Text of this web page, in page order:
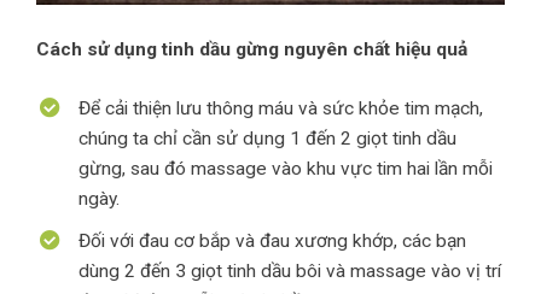
Cách sử dụng tinh dầu gừng nguyên chất hiệu quả
Để cải thiện lưu thông máu và sức khỏe tim mạch,
chúng ta chỉ cần sử dụng 1 đến 2 giọt tinh dầu
gừng, sau đó massage vào khu vực tim hai lần mỗi
ngày.
Đối với đau cơ bắp và đau xương khớp, các bạn
dùng 2 đến 3 giọt tinh dầu bôi và massage vào vị trí